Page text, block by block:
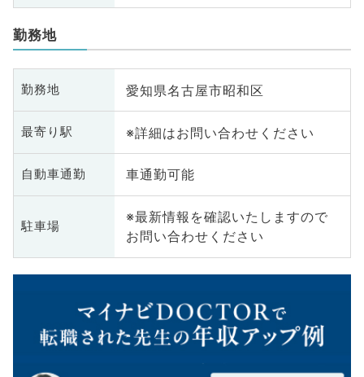
勤務地
勤務地 愛知県名古屋市昭和区
最寄り駅 ※詳細はお問い合わせください
自動車通勤 車通勤可能
駐車場
※最新情報を確認いたしますので
お問い合わせください